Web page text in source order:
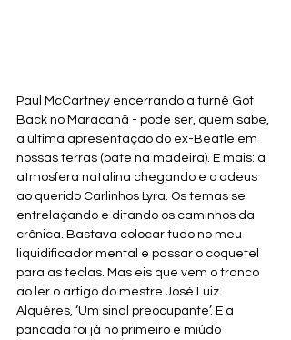
Paul McCartney encerrando a turnê Got
Back no Maracanã - pode ser, quem sabe,
a última apresentação do ex-Beatle em
nossas terras (bate na madeira). E mais: a
atmosfera natalina chegando e o adeus
ao querido Carlinhos Lyra. Os temas se
entrelaçando e ditando os caminhos da
crônica. Bastava colocar tudo no meu
liquidificador mental e passar o coquetel
para as teclas. Mas eis que vem o tranco
ao ler o artigo do mestre José Luiz
Alquéres, ‘Um sinal preocupante’. E a
pancada foi já no primeiro e miúdo